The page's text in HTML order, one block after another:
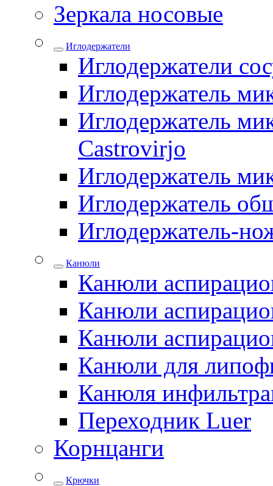
Зеркала носовые
Иглодержатели
Иглодержатели
Иглодержатель
Иглодержатель
Castrovirjo
Иглодержатель
Иглодержатель
Иглодержатель-
Канюли
Канюли
Канюли
Канюли
Канюли для
Канюля
Переходник Luer
Корнцанги
Крючки